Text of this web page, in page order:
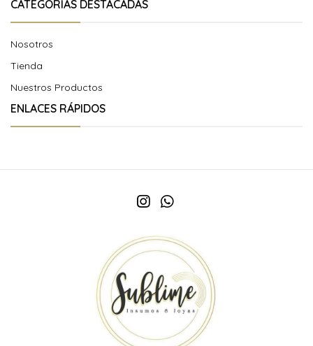
CATEGORÍAS DESTACADAS
Nosotros
Tienda
Nuestros Productos
ENLACES RÁPIDOS